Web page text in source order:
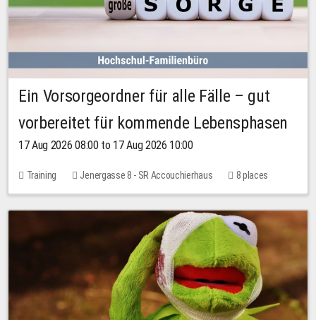
Ein Vorsorgeordner für alle Fälle – gut
vorbereitet für kommende Lebensphasen
17 Aug 2026 08:00 to 17 Aug 2026 10:00
Training Jenergasse 8 - SR Accouchierhaus 8 places